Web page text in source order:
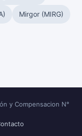
Mirgor (MIRG)
y Compensacion N°